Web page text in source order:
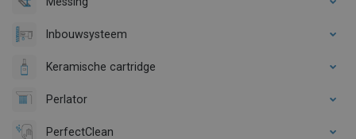
Inbouwsysteem
Keramische cartridge
Perlator
PerfectClean